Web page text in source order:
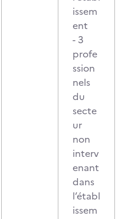
issem
ent
- 3
profe
ssion
nels
du
secte
ur
non
interv
enant
dans
l’établ
issem